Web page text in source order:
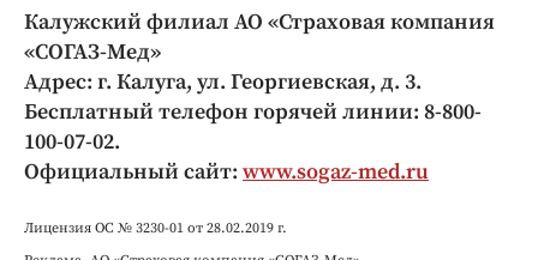
Калужский филиал АО «Страховая компания
«СОГАЗ-Мед»
Адрес: г. Калуга, ул. Георгиевская, д. 3.
Бесплатный телефон горячей линии: 8-800-
100-07-02.
Официальный сайт: www.sogaz-med.ru
Лицензия ОС № 3230-01 от 28.02.2019 г.